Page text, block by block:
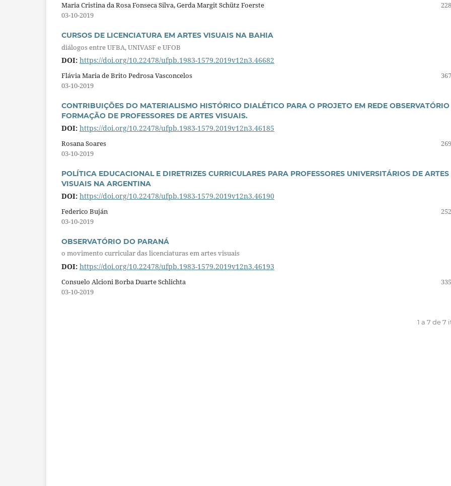
Maria Cristina da Rosa Fonseca Silva, Gerda Margit Schütz Foerste
03-10-2019
CURSOS DE LICENCIATURA EM ARTES VISUAIS NA BAHIA
diálogos entre UFBA, UNIVASF e UFOB
DOI: https://doi.org/10.22478/ufpb.1983-1579.2019v12n3.46682
Flávia Maria de Brito Pedrosa Vasconcelos
03-10-2019
CONTRIBUIÇÕES DO MATERIALISMO HISTÓRICO DIALÉTICO PARA O PROJETO EM REDE
FORMAÇÃO DE PROFESSORES DE ARTES VISUAIS.
DOI: https://doi.org/10.22478/ufpb.1983-1579.2019v12n3.46185
Rosana Soares
03-10-2019
POLÍTICA EDUCACIONAL E DIRETRIZES CURRICULARES PARA PROFESSORES UNIVERSITÁRIOS DE ARTES
VISUAIS NA ARGENTINA
DOI: https://doi.org/10.22478/ufpb.1983-1579.2019v12n3.46190
Federico Buján
03-10-2019
OBSERVATÓRIO DO PARANÁ
o movimento curricular das licenciaturas em artes visuais
DOI: https://doi.org/10.22478/ufpb.1983-1579.2019v12n3.46193
Consuelo Alcioni Borba Duarte Schlichta
03-10-2019
1 a 7 de 7